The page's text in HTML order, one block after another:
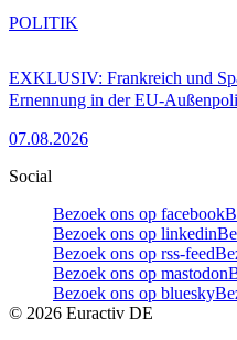
EXKLUSIV: Frankreich und
Ernennung in der EU-
07.08.2026
POLITIK
Social
Bezoek ons op facebook
Bezoek ons op linkedin
Bezoek ons op rss-feed
Bezoek ons op mastodon
Bezoek ons op bluesky
© 2026 Euractiv DE